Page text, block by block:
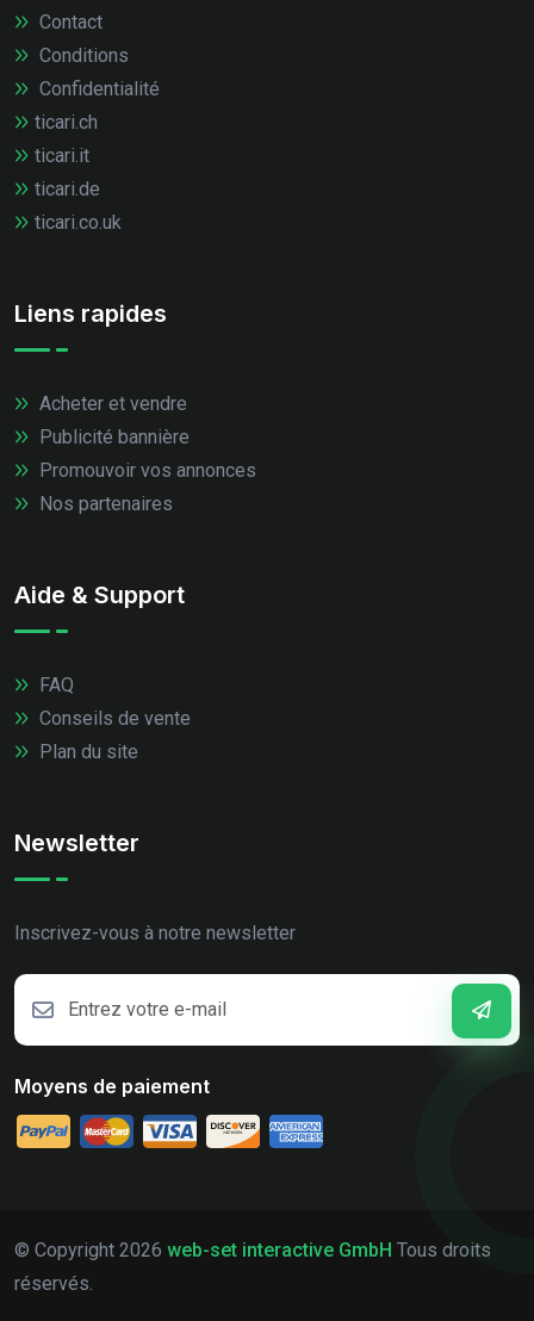
Contact
Conditions
Confidentialité
ticari.ch
ticari.it
ticari.de
ticari.co.uk
Liens rapides
Acheter et vendre
Publicité bannière
Promouvoir vos annonces
Nos partenaires
Aide & Support
FAQ
Conseils de vente
Plan du site
Newsletter
Inscrivez-vous à notre newsletter
Moyens de paiement
© Copyright 2026 web-set interactive GmbH Tous droits
réservés.